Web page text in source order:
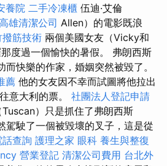
養院 二手冷凍櫃 伍迪·艾倫
雄清潔公司 Allen）的電影既浪
撥筋技術 兩個美國女友（Vicky和
度過一個愉快的暑假。 弗朗西斯
而快樂的作家，婚姻突然被毀了。
薦 他的女友因不幸而試圖將他拉出
意大利的票。 社團法人登記申請
）只是抓住了弗朗西斯
駕駛了一個被毀壞的叉子，這是從
話查詢 護理之家 眼科 養生與整復
營業登記 清潔公司費用 台北外